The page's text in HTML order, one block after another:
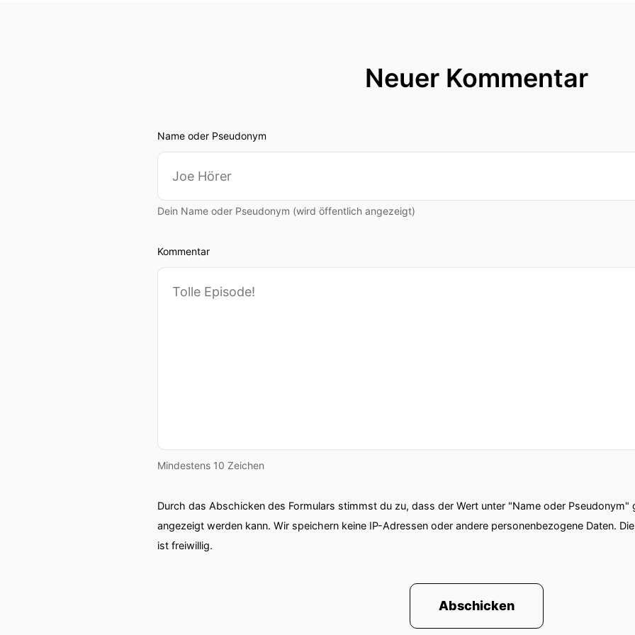
00:01:31: Ja, und dass wir hier sind?
00:01:34: Hier irgendwo an dieser langen Straße ist Rudolf Pleil aufgewachsen.
00:01:47: Aber für mich der vom flachen Land kommt wo das höchste der
rüber nach Tschechien.
00:02:22: Diese Folge wird etwas länger weil die Biografie von Rudolf Plei ist
alles in seinem kurzen Leben erlebt hat das es eigentlich wirklich Stoff für zwei
wirklich alles getan, um diese Folge möglichst kurz zu halten.
00:02:42: Aber wir wollen euch natürlich auch möglichst viel Kontext geben
Folge wird an mehreren Stellen für Kopfschütteln
Neuer Kommentar
Name oder Pseudonym
Dein Name oder Pseudonym (wird öffentlich angezeigt)
Kommentar
Mindestens 10 Zeichen
Durch das Abschicken des Formulars stimmst du zu, dass der Wert unter "Name oder
angezeigt werden kann. Wir speichern keine IP-Adressen oder andere personenbezogene Daten.
ist freiwillig.
Abschicken